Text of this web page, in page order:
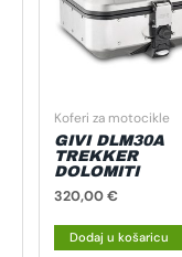
Koferi za motocikle
GIVI DLM30A
TREKKER
DOLOMITI
320,00€
Dodaj u košaricu